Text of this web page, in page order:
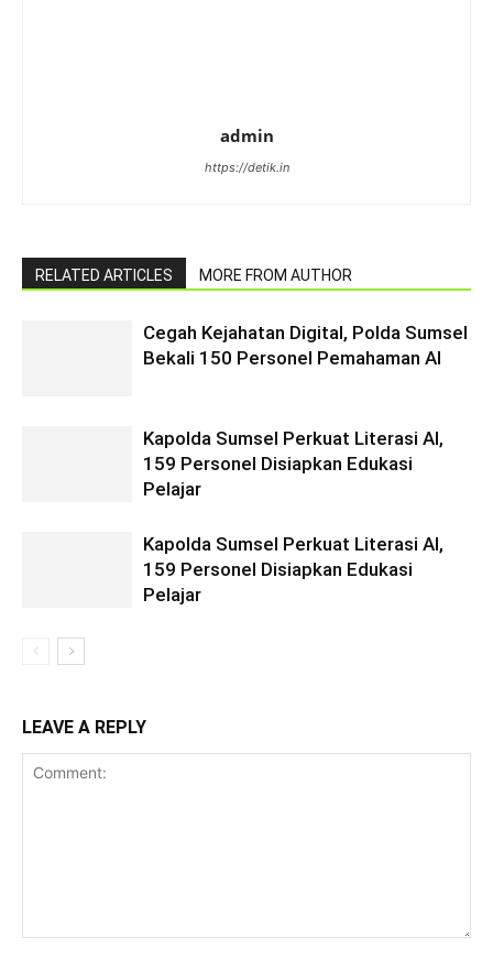
admin
https://detik.in
RELATED ARTICLES MORE FROM AUTHOR
Cegah Kejahatan Digital, Polda Sumsel
Bekali 150 Personel Pemahaman AI
Kapolda Sumsel Perkuat Literasi AI,
159 Personel Disiapkan Edukasi
Pelajar
Kapolda Sumsel Perkuat Literasi AI,
159 Personel Disiapkan Edukasi
Pelajar
LEAVE A REPLY